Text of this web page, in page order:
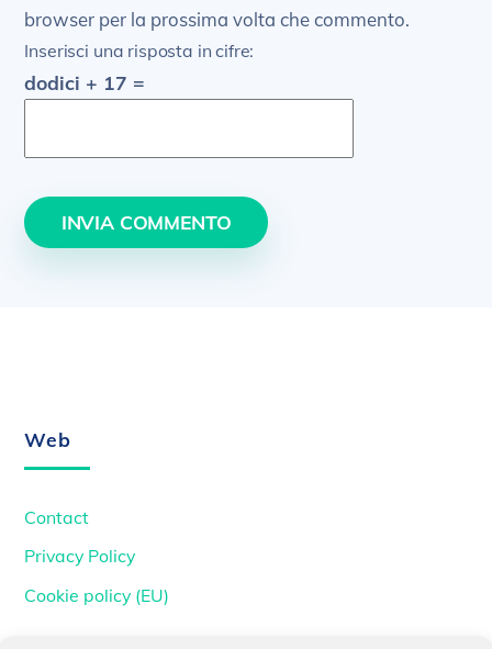
browser per la prossima volta che commento.
Inserisci una risposta in cifre:
dodici + 17 =
Web
Contact
Privacy Policy
Cookie policy (EU)